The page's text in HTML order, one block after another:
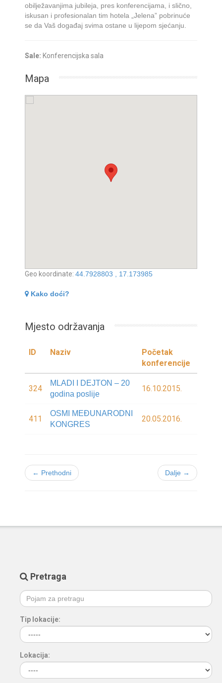
obilježavanjima jubileja, pres konferencijama, i slično,
iskusan i profesionalan tim hotela „Jelena” pobrinuće
se da Vaš događaj svima ostane u lijepom sjećanju.
Sale: Konferencijska sala
Mapa
Geo koordinate: 44.7928803 , 17.173985
Kako doći?
Mjesto održavanja
ID Naziv
Početak
konferencije
324
MLADI I DEJTON – 20
godina poslije
16.10.2015.
411
OSMI MEĐUNARODNI
KONGRES
20.05.2016.
← Prethodni Dalje →
Pretraga
Tip lokacije:
Lokacija: